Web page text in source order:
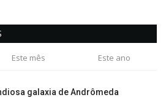
Este mês Este ano
galaxia de Andrômeda